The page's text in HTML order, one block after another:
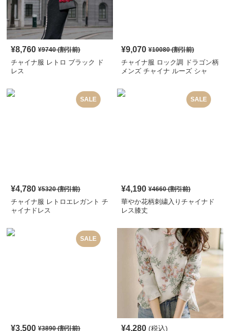
¥8,760 ¥9740(割引前)
チャイナ服 レトロ ブラック ド
レス
¥9,070 ¥10080(割引前)
チャイナ服 ロック調 ドラゴン柄
メンズ チャイナ ルーズ シャ
SALE
¥4,780 ¥5320(割引前)
チャイナ服 レトロエレガント チ
ャイナドレス
SALE
¥4,190 ¥4660(割引前)
華やか花柄刺繍入りチャイナド
レス膝丈
SALE
¥3,500 ¥3890(割引前) ¥4,280 (税込)